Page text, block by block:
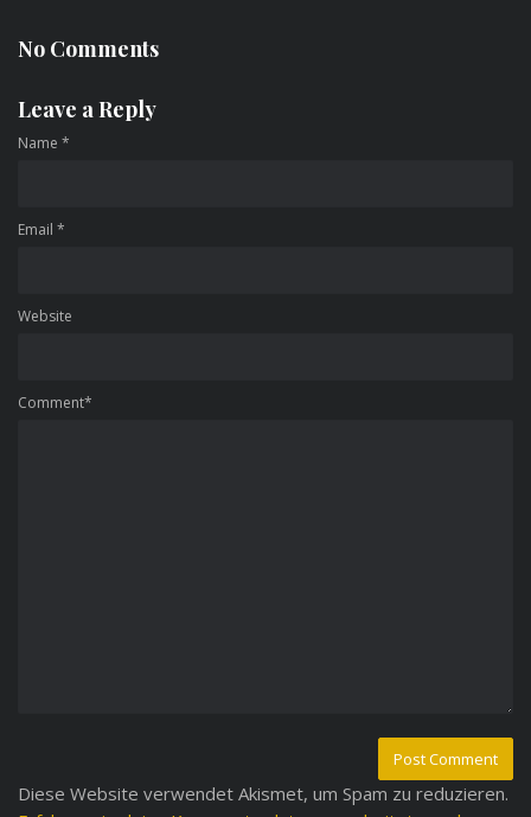
No Comments
Leave a Reply
Name *
Email *
Website
Comment*
Diese Website verwendet Akismet, um Spam zu reduzieren.